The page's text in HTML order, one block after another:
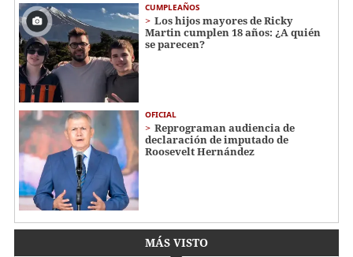
CUMPLEAÑOS
Los hijos mayores de Ricky
Martin cumplen 18 años: ¿A quién
se parecen?
OFICIAL
Reprograman audiencia de
declaración de imputado de
Roosevelt Hernández
MÁS VISTO